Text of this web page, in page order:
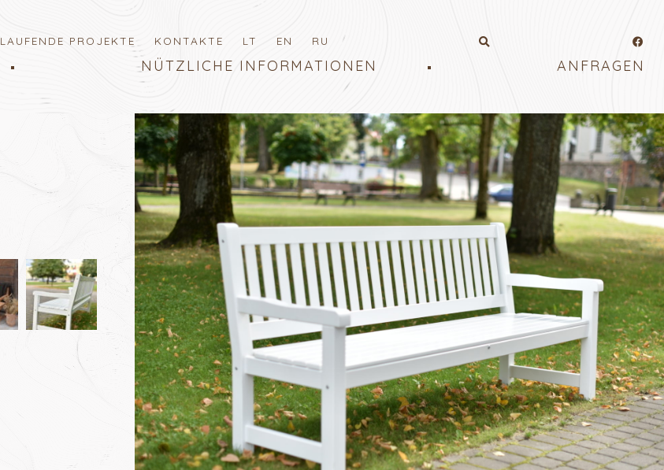
LAUFENDE PROJEKTE KONTAKTE LT EN RU
NÜTZLICHE INFORMATIONEN ANFRAGEN